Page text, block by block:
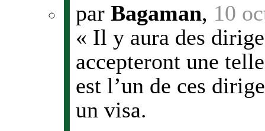
par Bagaman, 10
« Il y aura des
accepteront une
est l’un de ces
un visa.